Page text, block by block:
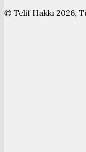
© Telif Hakkı 2026,